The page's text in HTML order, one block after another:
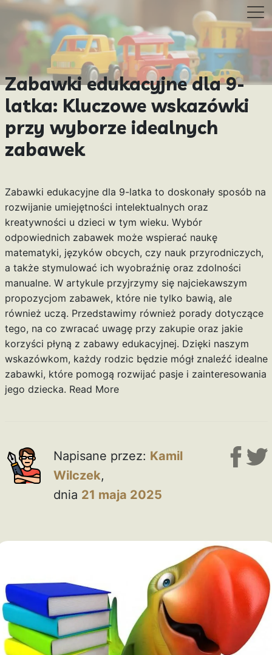
Zabawki edukacyjne dla 9-
latka: Kluczowe wskazówki
przy wyborze idealnych
zabawek
Zabawki edukacyjne dla 9-latka to doskonały sposób na
rozwijanie umiejętności intelektualnych oraz
kreatywności u dzieci w tym wieku. Wybór
odpowiednich zabawek może wspierać naukę
matematyki, języków obcych, czy nauk przyrodniczych,
a także stymulować ich wyobraźnię oraz zdolności
manualne. W artykule przyjrzymy się najciekawszym
propozycjom zabawek, które nie tylko bawią, ale
również uczą. Przedstawimy również porady dotyczące
tego, na co zwracać uwagę przy zakupie oraz jakie
korzyści płyną z zabawy edukacyjnej. Dzięki naszym
wskazówkom, każdy rodzic będzie mógł znaleźć idealne
zabawki, które pomogą rozwijać pasje i zainteresowania
jego dziecka. Read More
Napisane przez: Kamil
Wilczek,
dnia 21 maja 2025